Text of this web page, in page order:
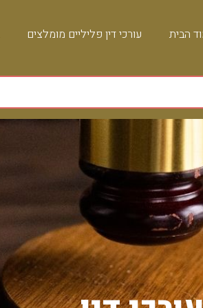
הבית עורכי דין פליליים מומלצים